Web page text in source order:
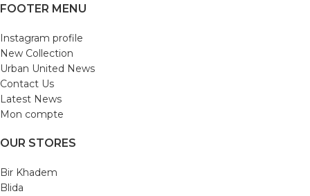
FOOTER MENU
Instagram profile
New Collection
Urban United News
Contact Us
Latest News
Mon compte
OUR STORES
Bir Khadem
Blida